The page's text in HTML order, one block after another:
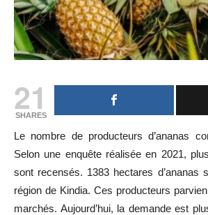
21
SHARES
Le nombre de producteurs d’ananas
Selon une enquête réalisée en 2021,
sont recensés. 1383 hectares d’ananas
région de Kindia. Ces producteurs
marchés. Aujourd’hui, la demande est